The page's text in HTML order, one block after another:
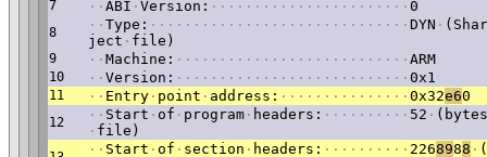
7 · · ABI · Version: · · · · · · · · · · · · · · · · · · · · · · · 0
8 · · Type: · · · · · · · · · · · · · · · · · · · · · · · · · · · · · · DYN ·
ject · file)
9 · · Machine: · · · · · · · · · · · · · · · · · · · · · · · · · · · ARM
10 · · Version: · · · · · · · · · · · · · · · · · · · · · · · · · · · 0x1
11 · · Entry · point · address: · · · · · · · · · · · · · · · 0x32e60
12 · · Start · of · program · headers: · · · · · · · · · · 52 · (bytes
· file)
· · Start · of · section · headers: · · · · · · · · · · 2268988 ·